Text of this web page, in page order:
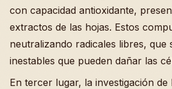
con capacidad antioxidante,
extractos de las hojas. Estos
neutralizando radicales libres, que
inestables que pueden dañar las
En tercer lugar, la investigación de